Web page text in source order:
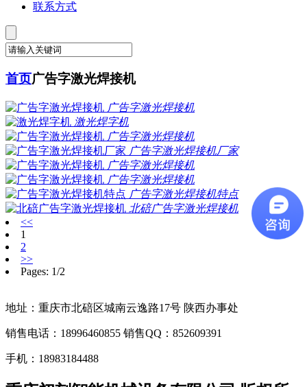
联系方式
首页广告字激光焊接机
广告字激光焊接机
激光焊字机
广告字激光焊接机
广告字激光焊接机厂家
广告字激光焊接机
广告字激光焊接机
广告字激光焊接机特点
北碚广告字激光焊接机
<<
1
2
>>
Pages: 1/2
地址：重庆市北碚区城南云逸路17号 陕西办事处
销售电话：18996460855 销售QQ：852609391
手机：18983184488